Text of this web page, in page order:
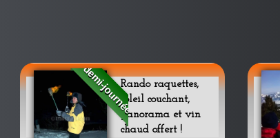
demi-journéeRando raquettes,
soleil couchant,
panorama et vin
chaud offert !